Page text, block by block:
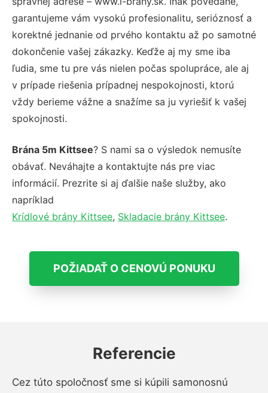
garantujeme vám vysokú profesionalitu, serióznosť a
korektné jednanie od prvého kontaktu až po samotné
dokončenie vašej zákazky. Keďže aj my sme iba
ľudia, sme tu pre vás nielen počas spolupráce, ale aj
v prípade riešenia prípadnej nespokojnosti, ktorú
vždy berieme vážne a snažíme sa ju vyriešiť k vašej
spokojnosti.
Brána 5m Kittsee? S nami sa o výsledok nemusíte
obávať. Neváhajte a kontaktujte nás pre viac
informácií. Prezrite si aj ďalšie naše služby, ako
napríklad
Krídlové brány Kittsee, Skladacie brány Kittsee.
POŽIADAŤ O CENOVÚ PONUKU
Referencie
Cez túto spoločnosť sme si kúpili samonosnú